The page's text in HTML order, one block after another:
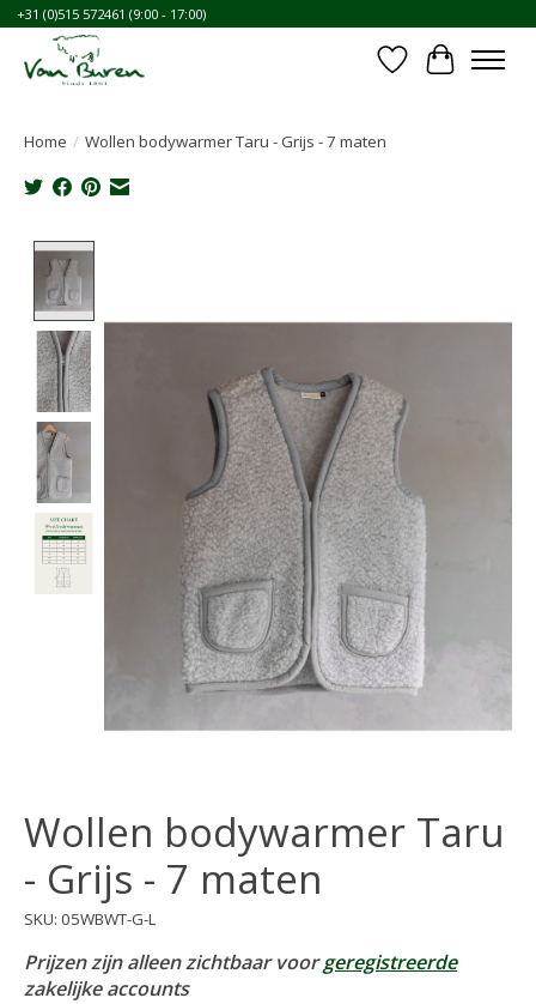
+31 (0)515 572461 (9:00 - 17:00)
Verlanglijst
Home / Wollen bodywarmer Taru - Grijs - 7 maten
Wollen bodywarmer Taru
- Grijs - 7 maten
SKU: 05WBWT-G-L
Prijzen zijn alleen zichtbaar voorgeregistreerde
zakelijke accounts